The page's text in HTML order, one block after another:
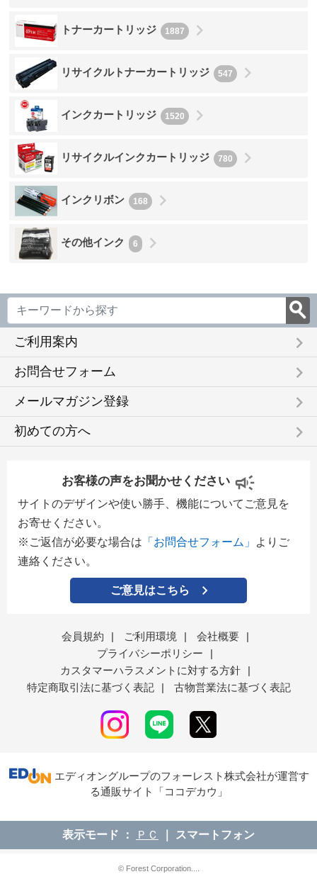
トナーカートリッジ 1887 keyboard_arrow_right
リサイクルトナーカートリッジ 547 keyboard_arrow_right
インクカートリッジ 1520 keyboard_arrow_right
リサイクルインクカートリッジ 780 keyboard_arrow_right
インクリボン 168 keyboard_arrow_right
その他インク 6 keyboard_arrow_right
ご利用案内 keyboard_arrow_right
お問合せフォーム keyboard_arrow_right
メールマガジン登録 keyboard_arrow_right
初めての方へ keyboard_arrow_right
お客様の声をお聞かせください
サイトのデザインや使い勝手、機能についてご意見を
お寄せください。
※ご返信が必要な場合は 「お問合せフォーム」
よりご
連絡ください。
ご意見はこちら
会員規約 | ご利用環境 | 会社概要
|
プライバシーポリシー
|
カスタマーハラスメントに対する方針
|
特定商取引法に基づく表記
| 古物営業法に基づく表記
エディオングループのフォーレスト株式会社が運営す
る通販サイト「ココデカウ」
表示モード ＰＣ スマートフォン
© Forest Corporation....